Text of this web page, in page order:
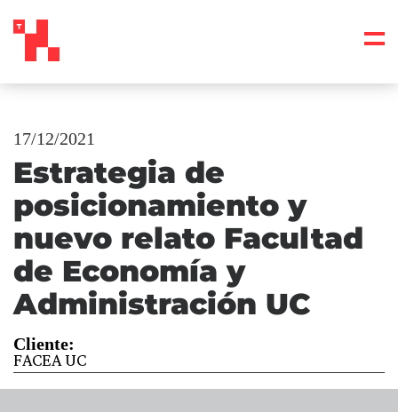
17/12/2021
Estrategia de
posicionamiento y
nuevo relato Facultad
de Economía y
Administración UC
Cliente:
FACEA UC